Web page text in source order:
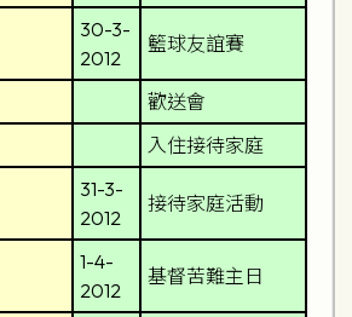
30-3-
2012
籃球友誼賽
歡送會
入住接待家庭
31-3-
2012
接待家庭活動
1-4-
2012
基督苦難主日